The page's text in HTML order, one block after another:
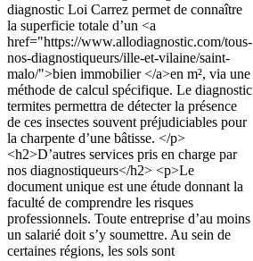
diagnostic Loi Carrez permet de connaître
la superficie totale d’un <a
href="https://www.allodiagnostic.com/tous-
nos-diagnostiqueurs/ille-et-vilaine/saint-
malo/">bien immobilier </a>en m², via une
méthode de calcul spécifique. Le diagnostic
termites permettra de détecter la présence
de ces insectes souvent préjudiciables pour
la charpente d’une bâtisse. </p>
<h2>D’autres services pris en charge par
nos diagnostiqueurs</h2> <p>Le
document unique est une étude donnant la
faculté de comprendre les risques
professionnels. Toute entreprise d’au moins
un salarié doit s’y soumettre. Au sein de
certaines régions, les sols sont